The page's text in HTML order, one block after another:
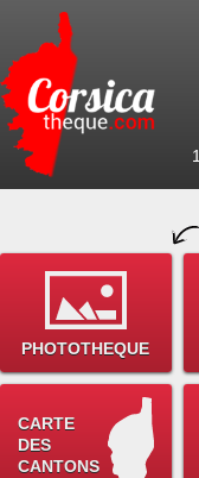
PHOTOTHEQUE
CARTE
DES
CANTONS